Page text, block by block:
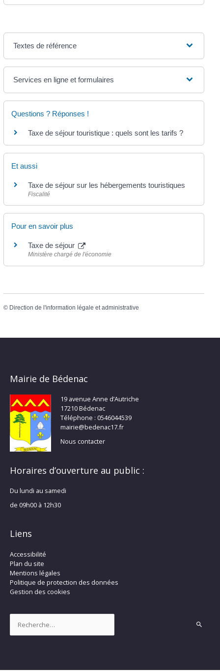
Textes de référence
Services en ligne et formulaires
Questions ? Réponses !
Taxe de séjour touristique : quels sont les tarifs ?
Et aussi
Taxe de séjour sur les hébergements touristiques
Fiscalité
Pour en savoir plus
Taxe de séjour
Ministère chargé de l'économie
© Direction de l'information légale et administrative
Mairie de Bédenac
19 avenue Anne d’Autriche
17210 Bédenac
Téléphone : 0546044539
mairie@bedenac17.fr
Nous contacter
Horaires d’ouverture au public :
Du lundi au samedi
de 09h00 à 12h30
Liens
Accessibilité
Plan du site
Mentions légales
Politique de protection des données
Gestion des cookies